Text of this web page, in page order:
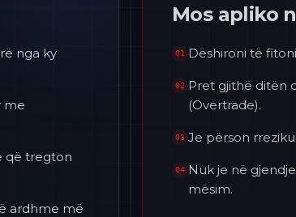
Mos apliko
01 Dëshironi të
02 Pret gjithë ditën
(Overtrade).
03 Je përson
04 Nuk je në
mësim.
nga ky
me
që tregton
ardhme më